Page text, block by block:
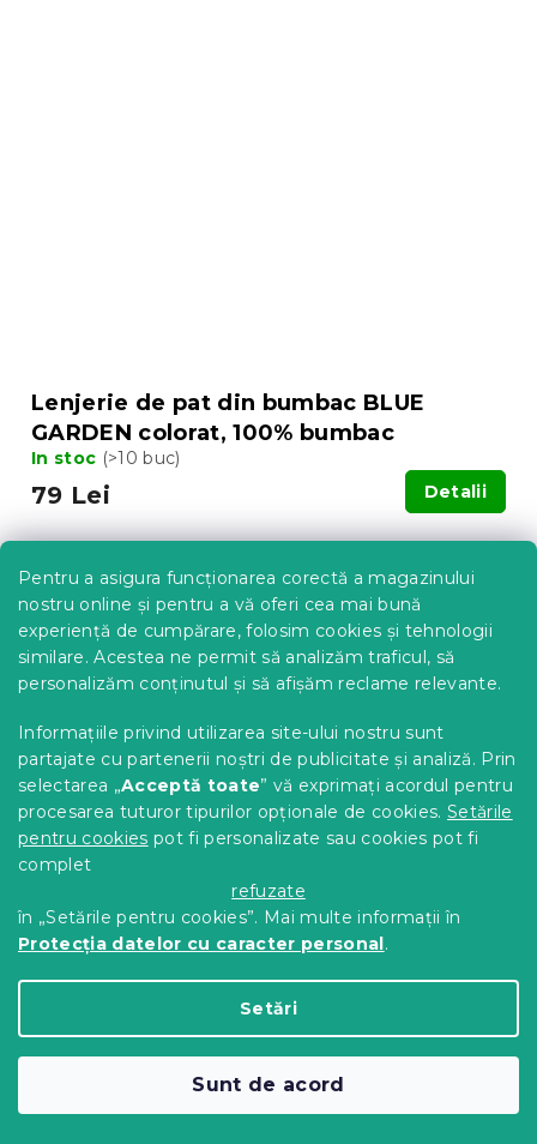
Pentru a asigura funcționarea corectă a magazinului
nostru online și pentru a vă oferi cea mai bună
experiență de cumpărare, folosim cookies și tehnologii
similare. Acestea ne permit să analizăm traficul, să
personalizăm conținutul și să afișăm reclame relevante.
Informațiile privind utilizarea site-ului nostru sunt
partajate cu partenerii noștri de publicitate și analiză. Prin
selectarea „Acceptă toate” vă exprimați acordul pentru
procesarea tuturor tipurilor opționale de cookies. Setările
pentru cookies pot fi personalizate sau cookies pot fi
complet
refuzate
în „Setările pentru cookies”. Mai multe informații în
Protecția datelor cu caracter personal.
Setări
Sunt de acord
Lenjerie de pat din bumbac BLUE
GARDEN colorat, 100% bumbac
In stoc (>10 buc)
79 Lei Detalii
Lenjerie de pat din bumbac
BOTANESSE gri
In stoc(>10 buc)